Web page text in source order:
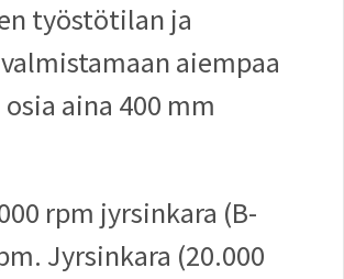
työstötilan ja
aiempaa
aina 400 mm
rpm jyrsinkara (B-
Jyrsinkara (20.000